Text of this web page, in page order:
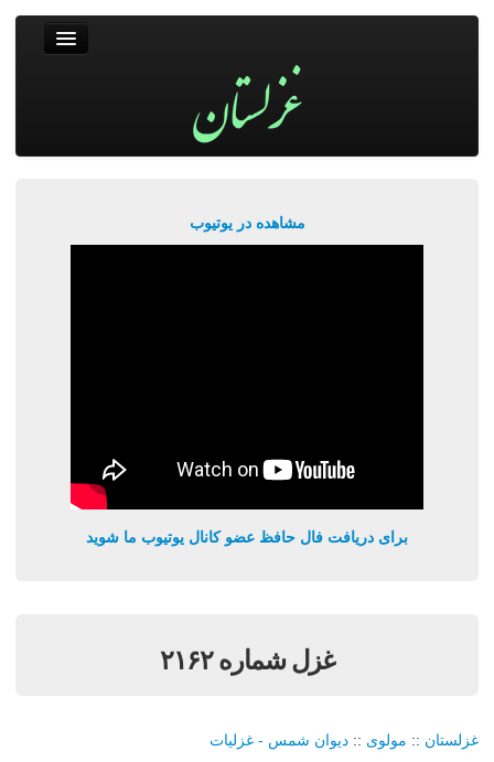
مشاهده در یوتیوب
برای دریافت فال حافظ عضو کانال یوتیوب ما شوید
غزل شماره ۲۱۶۲
غزلستان :: مولوی :: دیوان شمس - غزلیات